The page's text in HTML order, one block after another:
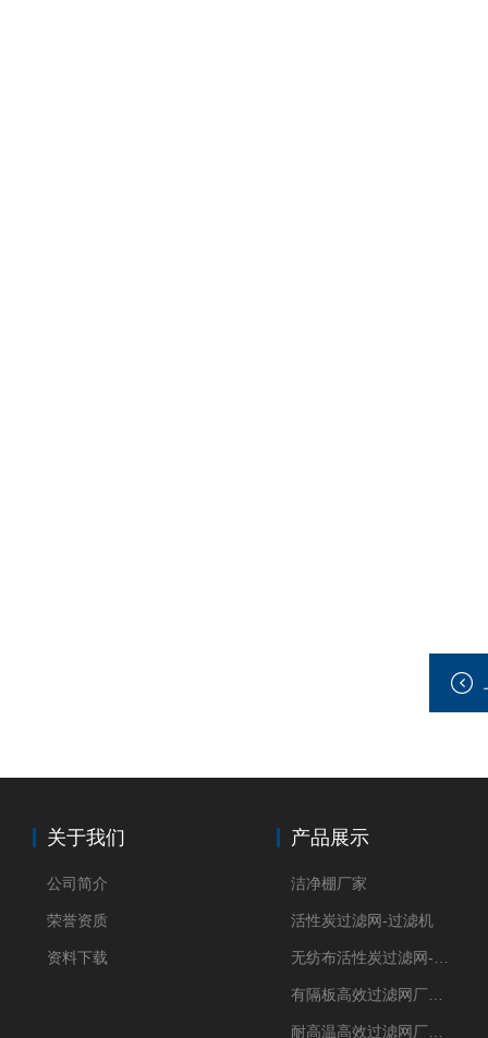
关于我们
公司简介
荣誉资质
资料下载
产品展示
洁净棚厂家
活性炭过滤网-过滤机